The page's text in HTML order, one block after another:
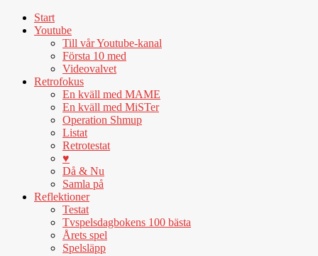
Start
Youtube
Till vår Youtube-kanal
Första 10 med
Videovalvet
Retrofokus
En kväll med MAME
En kväll med MiSTer
Operation Shmup
Listat
Retrotestat
♥
Då & Nu
Samla på
Reflektioner
Testat
Tvspelsdagbokens 100 bästa
Årets spel
Spelsläpp